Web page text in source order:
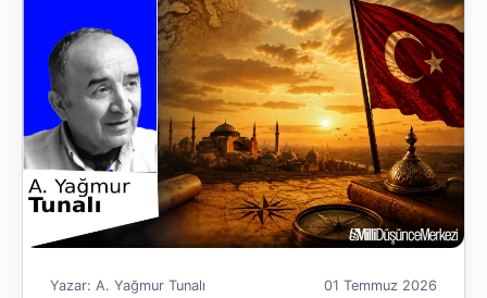
Yazar: A. Yağmur Tunalı 01 Temmuz 2026